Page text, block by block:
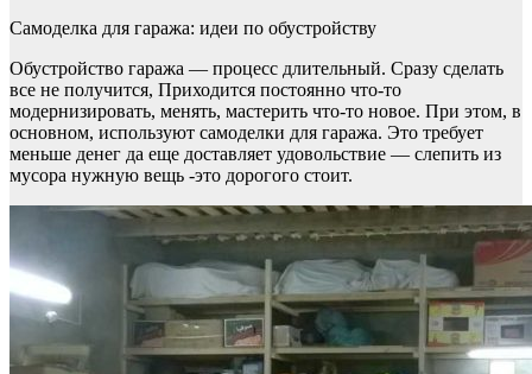
Самоделка для гаража: идеи по обустройству
Обустройство гаража — процесс длительный. Сразу сделать
все не получится, Приходится постоянно что-то
модернизировать, менять, мастерить что-то новое. При этом, в
основном, используют самоделки для гаража. Это требует
меньше денег да еще доставляет удовольствие — слепить из
мусора нужную вещь -это дорогого стоит.